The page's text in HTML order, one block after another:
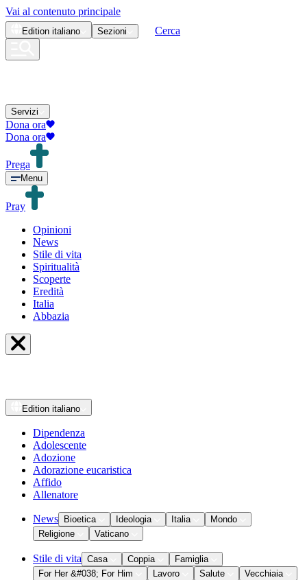
Vai al contenuto principale
Edition italiano Sezioni Cerca
Servizi
Dona ora
Dona ora
Prega
Menu
Pray
Opinioni
News
Stile di vita
Spiritualità
Scoperte
Eredità
Italia
Abbazia
Edition italiano
Dipendenza
Adolescente
Adozione
Adorazione eucaristica
Affido
Allenatore
News Bioetica Ideologia Italia
Mondo
Religione
Vaticano
Stile di vita Casa Coppia
Famiglia
For Her &#038; For Him
Lavoro Salute
Vecchiaia